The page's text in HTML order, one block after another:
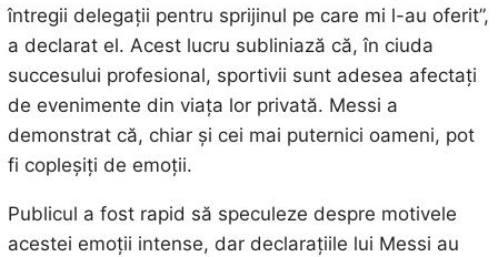
întregii delegații pentru sprijinul pe care mi l-au oferit”,
a declarat el. Acest lucru subliniază că, în ciuda
succesului profesional, sportivii sunt adesea afectați
de evenimente din viața lor privată. Messi a
demonstrat că, chiar și cei mai puternici oameni, pot
fi copleșiți de emoții.
Publicul a fost rapid să speculeze despre motivele
acestei emoții intense, dar declarațiile lui Messi au